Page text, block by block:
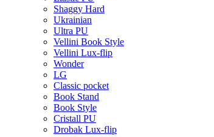
Shaggy Hard
Ukrainian
Ultra PU
Vellini Book Style
Vellini Lux-flip
Wonder
LG
Classic pocket
Book Stand
Book Style
Cristall PU
Drobak Lux-flip